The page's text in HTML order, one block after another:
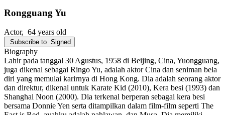
Rongguang Yu
Actor, 64 years old
Subscribe to Signed
Biography
Lahir pada tanggal 30 Agustus, 1958 di Beijing, Cina, Yuongguang,
juga dikenal sebagai Ringo Yu, adalah aktor Cina dan seniman bela
diri yang memulai karirnya di Hong Kong. Dia adalah seorang aktor
dan direktur, dikenal untuk Karate Kid (2010), Kera besi (1993) dan
Shanghai Noon (2000). Dia terkenal berperan sebagai kera besi
bersama Donnie Yen serta ditampilkan dalam film-film seperti The